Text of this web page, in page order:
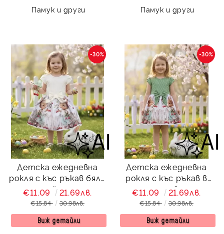
Памук и други Памук и други
Детска ежедневна
рокля с къс ръкав бяло
с зайчета
-30%
€11.09 21.69лв.
€15.84 30.98лв.
Виж детайли
Детска ежедневна
рокля с къс ръкав в
зелено и бяло с
зайчета
-30%
€11.09 21.69лв.
€15.84 30.98лв.
Виж детайли